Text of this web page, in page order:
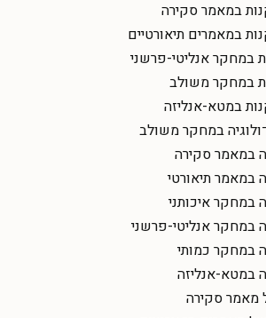
במאמר סקירה
במאמרים תיאורטיים
במחקר אנליטי-פרשני
במחקר משולב
במטא-אנליזה
במחקר משולב
במאמר סקירה
במאמר תיאורטי
במחקר איכותני
במחקר אנליטי-פרשני
במחקר כמותי
במטא-אנליזה
מאמר סקירה